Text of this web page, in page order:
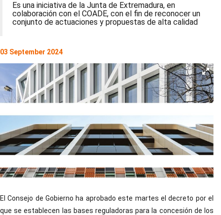
Es una iniciativa de la Junta de Extremadura, en
colaboración con el COADE, con el fin de reconocer un
conjunto de actuaciones y propuestas de alta calidad
03 September 2024
El Consejo de Gobierno ha aprobado este martes el decreto por el
que se establecen las bases reguladoras para la concesión de los